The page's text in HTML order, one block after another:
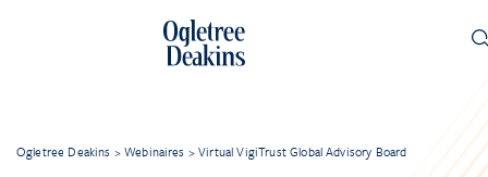
Ogletree Deakins >Webinaires >Virtual VigiTrust Global Advisory Board